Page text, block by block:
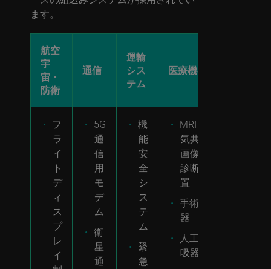
ます。
航空
宇
宙・
防衛
通信
運輸
シス
テム
医療機器
フ
ラ
イ
ト
デ
ィ
ス
プ
レ
イ
5G
通
信
用
モ
デ
ム
衛
星
通
機
能
安
全
シ
ス
テ
ム
緊
急
MRI（磁
気共鳴
画像）
診断装
置
手術機
器
人工呼
吸器